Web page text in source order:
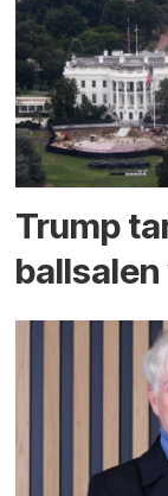
Trump